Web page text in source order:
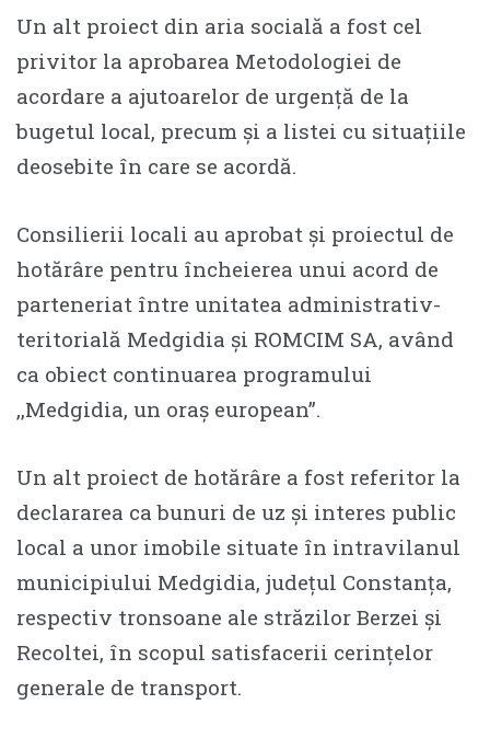
Un alt proiect din aria socială a fost cel
privitor la aprobarea Metodologiei de
acordare a ajutoarelor de urgență de la
bugetul local, precum și a listei cu situațiile
deosebite în care se acordă.
Consilierii locali au aprobat și proiectul de
hotărâre pentru încheierea unui acord de
parteneriat între unitatea administrativ-
teritorială Medgidia și ROMCIM SA, având
ca obiect continuarea programului
,,Medgidia, un oraș european”.
Un alt proiect de hotărâre a fost referitor la
declararea ca bunuri de uz și interes public
local a unor imobile situate în intravilanul
municipiului Medgidia, județul Constanța,
respectiv tronsoane ale străzilor Berzei și
Recoltei, în scopul satisfacerii cerințelor
generale de transport.